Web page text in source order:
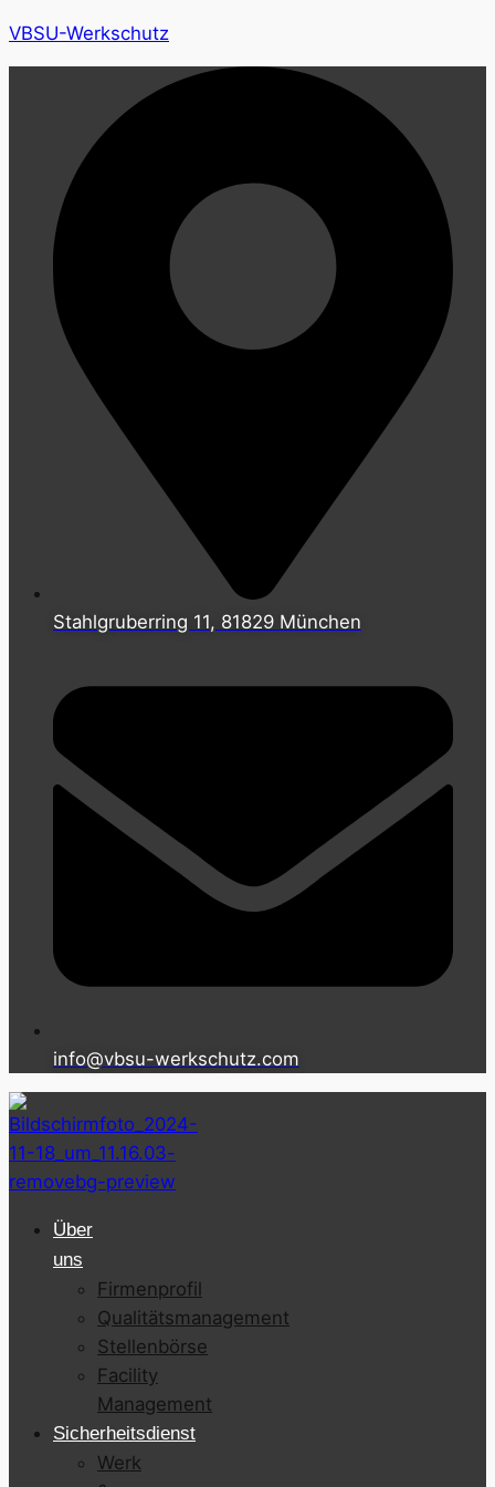
VBSU-Werkschutz
Stahlgruberring 11, 81829 München
info@vbsu-werkschutz.com
Über
uns
Firmenprofil
Qualitätsmanagement
Stellenbörse
Facility
Management
Sicherheitsdienst
Werk